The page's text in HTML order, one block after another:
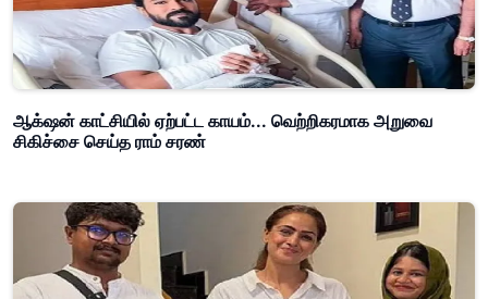
ஆக்‌ஷன் காட்சியில் ஏற்பட்ட காயம்... வெற்றிகரமாக அறுவை
சிகிச்சை செய்த ராம் சரண்